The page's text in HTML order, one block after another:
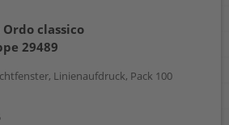
classico
29489
Linienaufdruck, Pack 100